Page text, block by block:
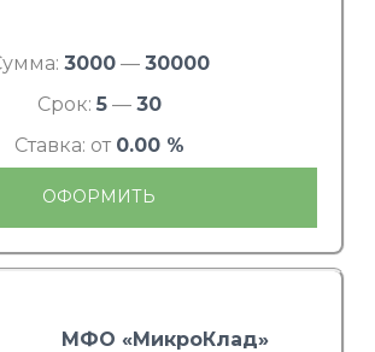
3000— 30000
Срок: 5— 30
Ставка: от 0.00 %
ОФОРМИТЬ
МФО «МикроКлад»